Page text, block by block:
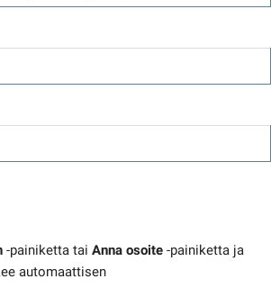
-painiketta tai Anna osoite-painiketta ja
automaattisen